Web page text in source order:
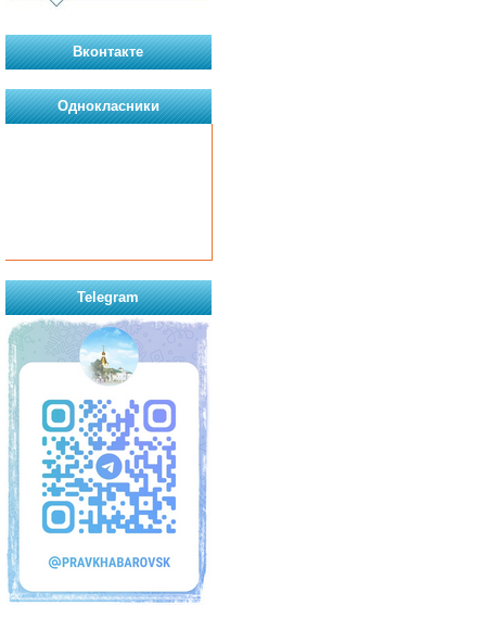
Вконтакте
Однокласники
Telegram